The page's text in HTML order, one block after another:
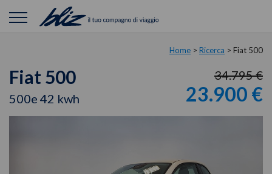
Home > Ricerca > Fiat 500
Fiat 500
500e 42 kwh
34.795 €
23.900 €